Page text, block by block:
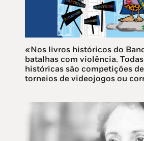
«Nos livros históricos do
batalhas com violência.
históricas são competições
torneios de videojogos ou